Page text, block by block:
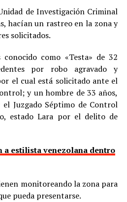
de Investigación Criminal
hacían un rastreo en la zona y
solicitados.
como «Testa» de 32
por robo agravado y
el cual está solicitado ante el
y un hombre de 33 años,
Juzgado Séptimo de Control
estado Lara por el delito de
a estilista venezolana dentro
monitoreando la zona para
pueda presentarse.